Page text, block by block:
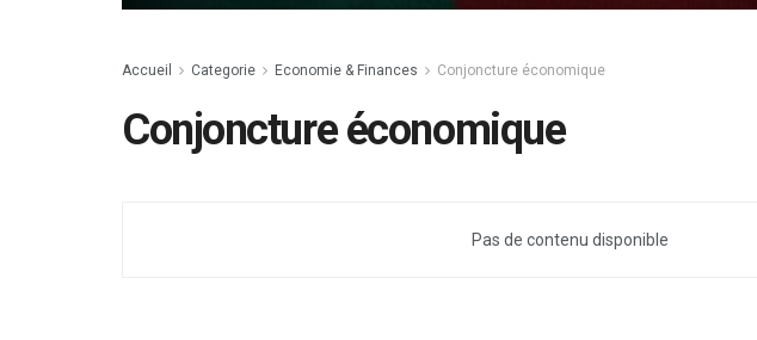
Accueil Categorie Economie & Finances Conjoncture économique
Conjoncture économique
Pas de contenu disponible